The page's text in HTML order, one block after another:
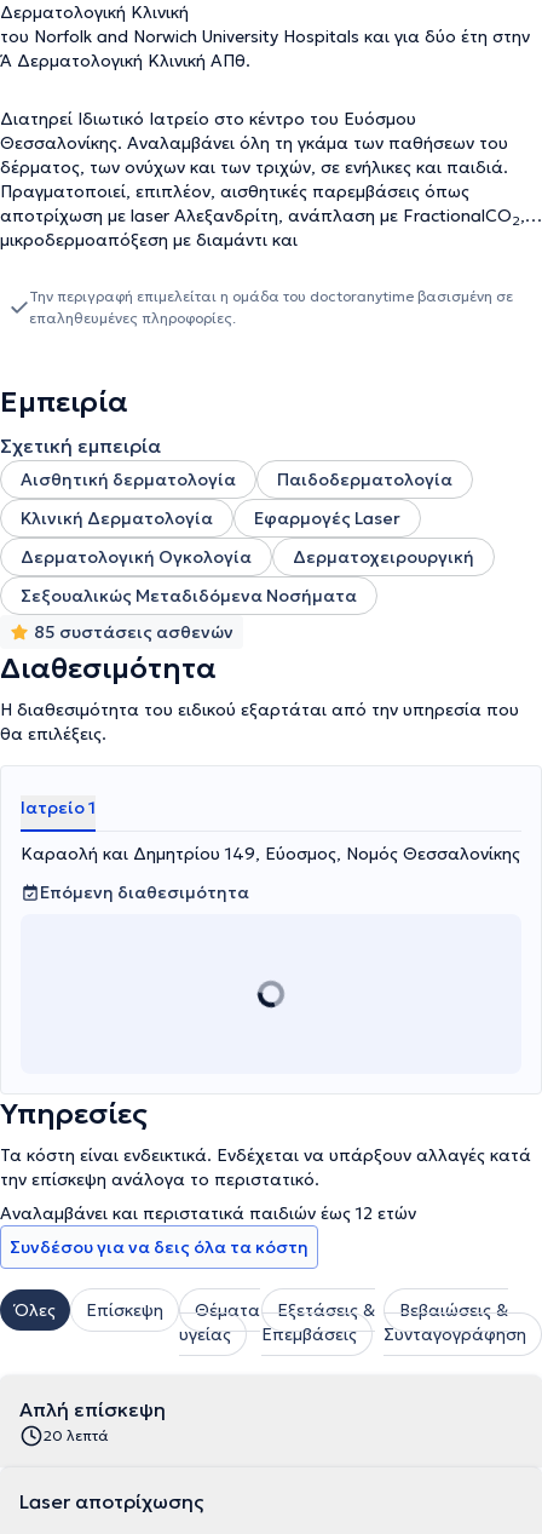
Δερματολογική Κλινική
του Norfolk and Norwich University Hospitals και για δύο έτη στην
Ά Δερματολογική Κλινική ΑΠθ.
Διατηρεί Ιδιωτικό Ιατρείο στο κέντρο του Ευόσμου
Θεσσαλονίκης. Αναλαμβάνει όλη τη γκάμα των παθήσεων του
δέρματος, των ονύχων και των τριχών, σε ενήλικες και παιδιά.
Πραγματοποιεί, επιπλέον, αισθητικές παρεμβάσεις όπως
αποτρίχωση με laser Αλεξανδρίτη, ανάπλαση με FractionalCO2,
μικροδερμοαπόξεση με διαμάντι και
Την περιγραφή επιμελείται η ομάδα του doctoranytime βασισμένη σε
επαληθευμένες πληροφορίες.
Εμπειρία
Σχετική εμπειρία
Αισθητική δερματολογία
Παιδοδερματολογία
Κλινική Δερματολογία
Εφαρμογές Laser
Δερματολογική Ογκολογία
Δερματοχειρουργική
Σεξουαλικώς Μεταδιδόμενα Νοσήματα
85 συστάσεις ασθενών
Διαθεσιμότητα
Η διαθεσιμότητα του ειδικού εξαρτάται από την υπηρεσία που
θα επιλέξεις.
Ιατρείο 1
Καραολή και Δημητρίου 149, Εύοσμος, Νομός Θεσσαλονίκης
Επόμενη διαθεσιμότητα
Υπηρεσίες
Τα κόστη είναι ενδεικτικά. Ενδέχεται να υπάρξουν αλλαγές κατά
την επίσκεψη ανάλογα το περιστατικό.
Αναλαμβάνει και περιστατικά παιδιών έως 12 ετών
Συνδέσου για να δεις όλα τα κόστη
Όλες Επίσκεψη
Θέματα
υγείας
Εξετάσεις &
Επεμβάσεις
Βεβαιώσεις &
Συνταγογράφηση
Απλή επίσκεψη
20 λεπτά
Laser αποτρίχωσης